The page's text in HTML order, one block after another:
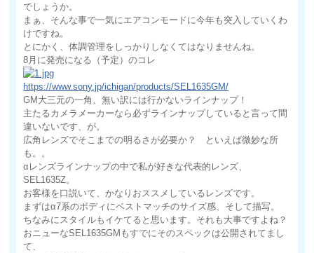
でしょうか。
まぁ、そんな事で一気にエアコンモードに今年も突入していくわ
けですね。
とにかく、体調管理をしっかりしなくてはなりませんね。
8月に発売になる（予定）のコレ
https://www.sony.jp/ichigan/products/SEL1635GM/
GM大三元の一角、無い訳には行かないラインナップ！
主たるカメラメーカーなら必ずラインナップしていると言って間
違いないです、が。
広角レンズでそこまでの明るさが必要か？ といえば微妙な所
も。。
αレンズラインナップの中で私が好きな代表的レンズ、
SEL1635Z。
お客様を口説いて、かなりおススメしているレンズです。
まずはα7系のボディにベストマッチのサイズ感、そして描写。
ちなみにスタイルもイケてると思います。それも大事ですよね？
おニューなSEL1635GMもすでにそのスペックは公開されてまし
て、